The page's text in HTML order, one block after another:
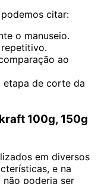
citar:
o manuseio.
ao
etapa de corte da
100g, 150g
em diversos
e na
poderia ser